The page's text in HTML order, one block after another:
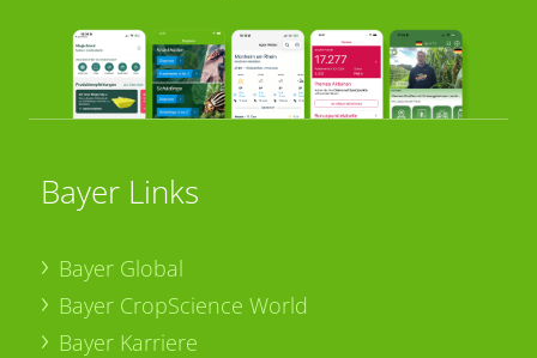
Bayer Links
Bayer Global
Bayer CropScience World
Bayer Karriere